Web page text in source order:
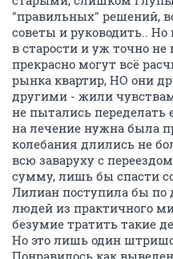
"правильных" решений,
советы и руководить..
в старости и уж точно
прекрасно могут всё
рынка квартир, НО они
другими - жили
не пытались переделать
на лечение нужна была
колебания длились не
всю заваруху с
сумму, лишь бы спасти
Лилиан поступила бы по
людей из практичного
безумие тратить такие
Но это лишь один
Понравилось как